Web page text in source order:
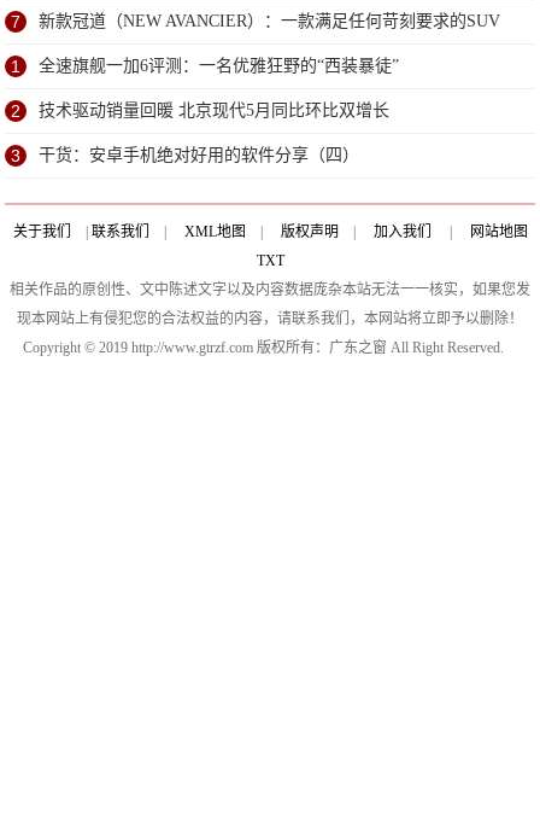
7 新款冠道（NEW AVANCIER）：一款满足任何苛刻要求的SUV
1 全速旗舰一加6评测：一名优雅狂野的“西装暴徒”
2 技术驱动销量回暖 北京现代5月同比环比双增长
3 干货：安卓手机绝对好用的软件分享（四）
关于我们 联系我们 XML地图 版权声明 加入我们
网站地图
TXT
相关作品的原创性、文中陈述文字以及内容数据庞杂本站无法一一核实，如果您发
现本网站上有侵犯您的合法权益的内容，请联系我们，本网站将立即予以删除！
Copyright © 2019 http://www.gtrzf.com 版权所有：广东之窗 All Right Reserved.